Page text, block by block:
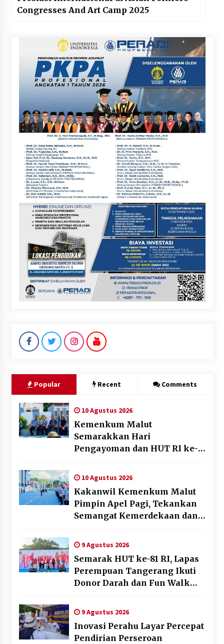
Congresses And Art Camp 2025
Popular Recent Comments
10 Agustus 2026
Kemenkum Malut
Semarakkan Hari
Pengayoman dan HUT RI ke-
Gawang Mini Dangdut
10 Agustus 2026
Kakanwil Kemenkum Malut
Pimpin Apel Pagi, Tekankan
Semangat Kemerdekaan dan
Publik
9 Agustus 2026
Semarak HUT ke-81 RI, Lapas
Perempuan Tangerang Ikuti
Donor Darah dan Fun Walk
Pemasyarakatan
9 Agustus 2026
Inovasi Perahu Layar Percepat
Pendirian Perseroan